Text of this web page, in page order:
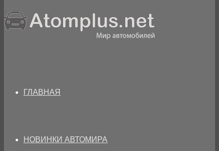
ГЛАВНАЯ
НОВИНКИ АВТОМИРА